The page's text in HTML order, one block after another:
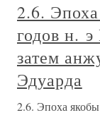
2.6.
годов н.
затем
Эдуарда
2.6. Эпоха